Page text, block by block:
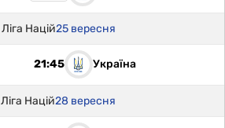
Ліга Націй25 вересня
21:45 Україна
Ліга Націй28 вересня